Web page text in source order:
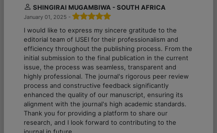
SHINGIRAI MUGAMBIWA - SOUTH AFRICA
January 01, 2025 -
I would like to express my sincere gratitude to the
editorial team of IJSEI for their professionalism and
efficiency throughout the publishing process. From the
initial submission to the final publication in the current
issue, the process was seamless, transparent and
highly professional. The journal's rigorous peer review
process and constructive feedback significantly
enhanced the quality of our manuscript, ensuring its
alignment with the journal's high academic standards.
Thank you for providing a platform to share our
research, and I look forward to contributing to the
journal in future.